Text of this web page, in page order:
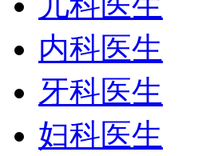
内科医生
牙科医生
妇科医生